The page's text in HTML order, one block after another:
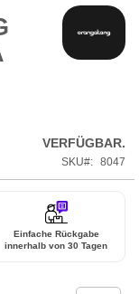
VERFÜGBAR.
SKU 8047
Einfache Rückgabe
innerhalb von 30 Tagen